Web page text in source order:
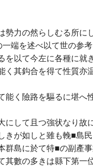
力の然らしむる所
端を述べ以て世の参
以て今左に各種に就
其鈎合を得て性質
く險路を驅るに堪
して且つ強状なり故
が如しと雖も輓■島
島に於て特■の副產
數の多きは縣下第